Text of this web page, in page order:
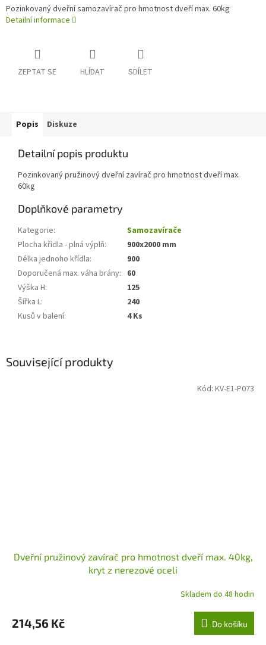
Pozinkovaný dveřní samozavírač pro hmotnost dveří max. 60kg
Detailní informace
ZEPTAT SE HLÍDAT SDÍLET
Související produkty
Dveřní pružinový zavírač pro hmotnost dveří max. 40kg,
kryt z nerezové oceli
Skladem do 48 hodin
214,56 Kč Do košíku
Kód: KV-E1-P073
Popis Diskuze
Detailní popis produktu
Pozinkovaný pružinový dveřní zavírač pro hmotnost dveří max.
60kg
Doplňkové parametry
Kategorie:
Samozavírače
Plocha křídla - plná výplň:
900x2000 mm
Délka jednoho křídla:
900
Doporučená max. váha brány: 60
Výška H:
125
Šířka L:
240
Kusů v balení: 4 Ks